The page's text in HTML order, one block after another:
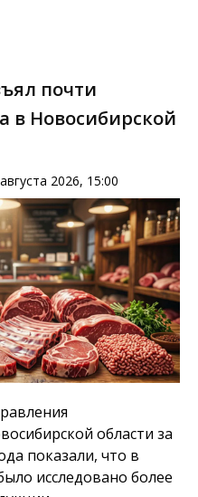
почти
в Новосибирской
2026, 15:00
области за
показали, что в
исследовано более